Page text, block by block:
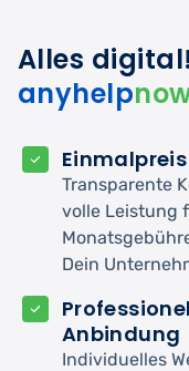
Alles
anyhelp
Transparente
volle Leistung
Dein
Anbindung
Individuelles